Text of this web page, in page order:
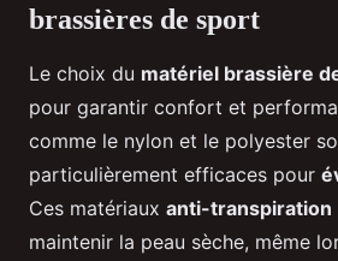
brassières de sport
Le choix du matériel brassière
pour garantir confort et
comme le nylon et le polyester
particulièrement efficaces pour
Ces matériaux anti-transpiration
maintenir la peau sèche, même